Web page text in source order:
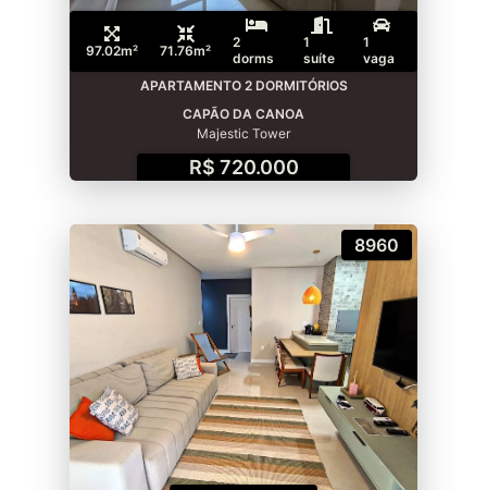
97.02m² 71.76m²
2
dorms
1
suíte
1
vaga
APARTAMENTO 2 DORMITÓRIOS
CAPÃO DA CANOA
Majestic Tower
R$ 720.000
8960